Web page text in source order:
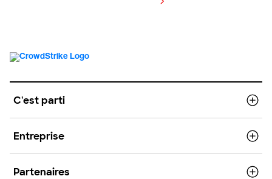
C'est parti
Entreprise
Partenaires